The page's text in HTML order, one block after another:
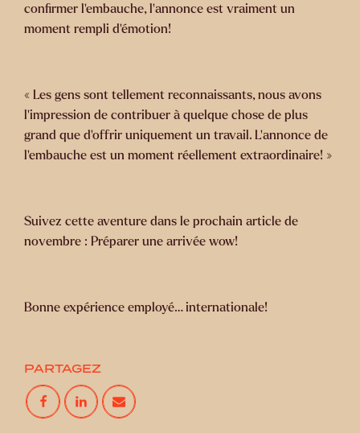
confirmer l’embauche, l’annonce est vraiment un
moment rempli d’émotion!
« Les gens sont tellement reconnaissants, nous avons
l’impression de contribuer à quelque chose de plus
grand que d’offrir uniquement un travail. L’annonce de
l’embauche est un moment réellement extraordinaire! »
Suivez cette aventure dans le prochain article de
novembre : Préparer une arrivée wow!
Bonne expérience employé… internationale!
PARTAGEZ